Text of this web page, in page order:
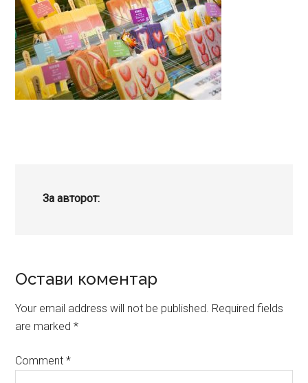
За авторот:
Reader
Interactions
Остави коментар
Your email address will not be published. Required fields
are marked*
Comment*